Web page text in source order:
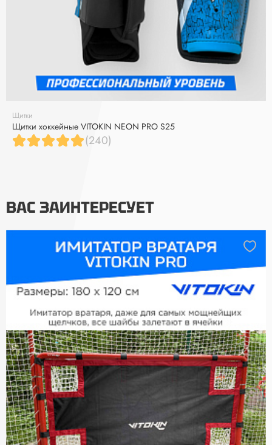
Щитки
Щитки хоккейные VITOKIN NEON PRO S25
(240)
ВАС ЗАИНТЕРЕСУЕТ